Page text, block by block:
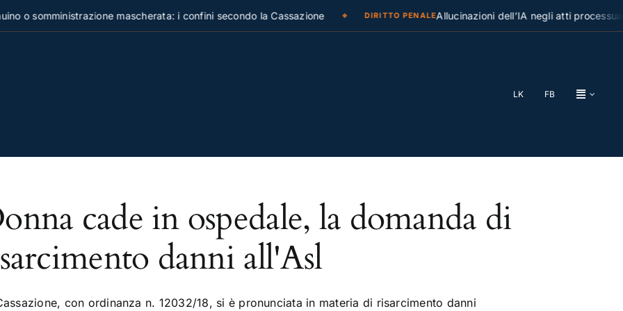
o somministrazione mascherata: i confini secondo la Cassazione DIRITTO PENALEAllucinazioni dell’IA negli atti
LK FB
cade in ospedale, la domanda di
danni all'Asl
con ordinanza n. 12032/18, si è pronunciata in materia di risarcimento danni